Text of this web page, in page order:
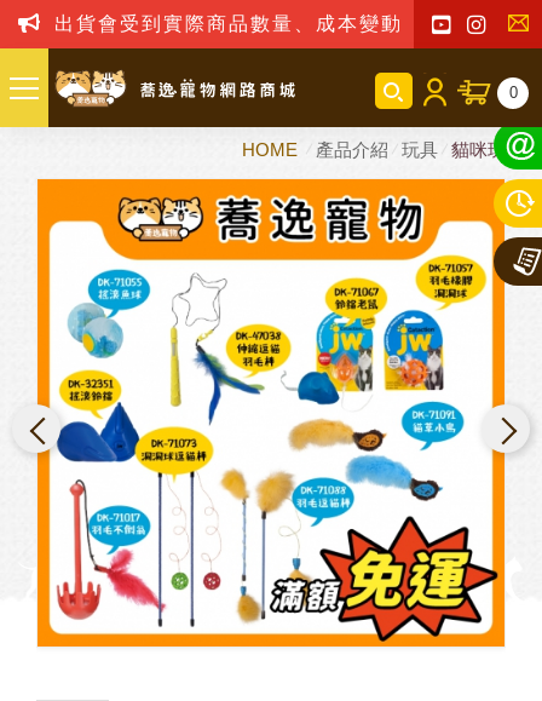
貨會受到實際商品數量、成本變動之影響，我司保留
聯
我
們
0
HOME 產品介紹 玩具 貓咪玩具